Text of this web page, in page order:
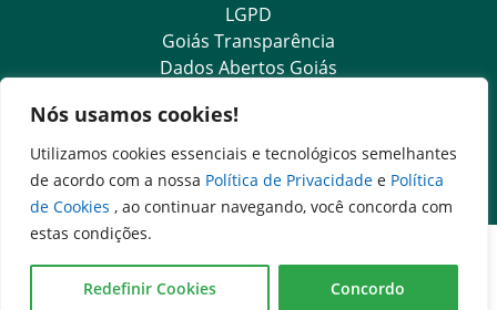
Nós usamos cookies!
Utilizamos cookies essenciais e tecnológicos semelhantes
de acordo com a nossa Política de Privacidade e Política
de Cookies , ao continuar navegando, você concorda com
estas condições.
Redefinir Cookies Concordo
LGPD
Goiás Transparência
Dados Abertos Goiás
e-SIC – Serviço Eletrônico de Informação ao Cidadão
Ouvidoria Setorial (Expresso)
Ouvidoria Setorial (Presencial)